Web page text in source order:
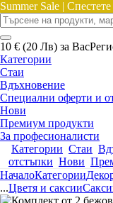
Summer Sale |
10 € (20 Лв) за Вас
Категории
Стаи
Вдъхновение
Специални оферти и
Нови
Премиум продукти
За професионалисти
Категории Стаи
отстъпки Нови
НачалоКатегории
...Цветя и саксии